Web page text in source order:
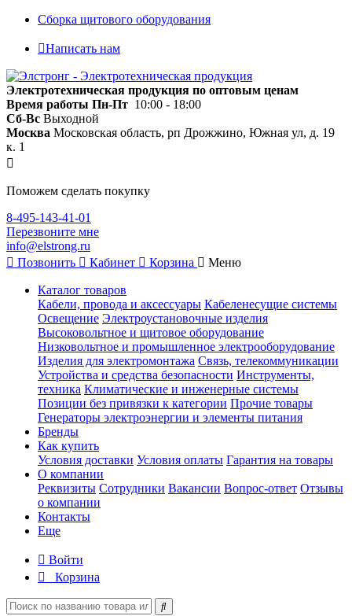
Сборка щитового оборудования
Написать нам
Электротехническая продукция по оптовым ценам
Время работы Пн-Пт 10:00 - 18:00
Сб-Вс Выходной
Москва Московская область, рп Дрожжино, Южная ул, д. 19
к. 1
Поможем сделать покупку
8-495-143-41-01
Перезвоните мне
info@elstrong.ru
Позвонить
Кабинет Корзина Меню
Каталог товаров
Кабели, провода и аксессуары Кабеленесущие системы
Освещение Электроустановочные изделия
Высоковольтное и щитовое оборудование
Низковольтное и промышленное электрооборудование
Изделия для электромонтажа Связь, телекоммуникации
Устройства и средства безопасности Инструменты,
техника Климатические и инженерные системы
Позиции без привязки к категории Прочие товары
Генераторы электроэнергии и элементы питания
Бренды
Как купить
Условия доставки Условия оплаты Гарантия на товары
О компании
Реквизиты Сотрудники Вакансии Вопрос-ответ Отзывы
о компании
Контакты
Еще
Войти
Корзина